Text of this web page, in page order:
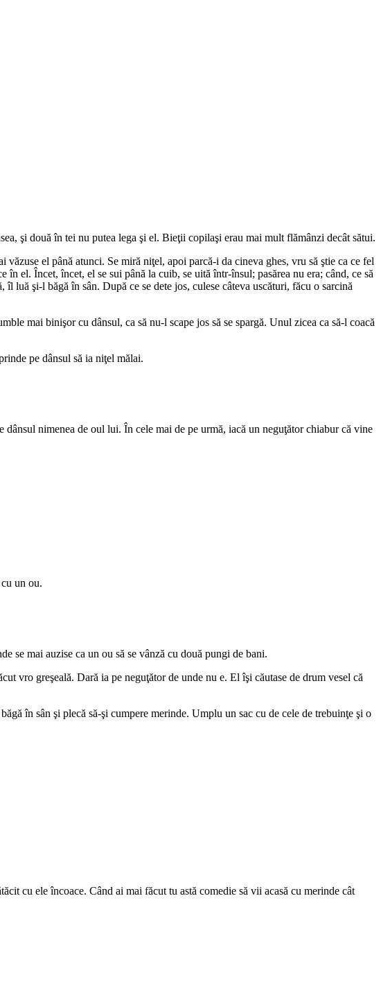
şi două în tei nu putea lega şi el. Bieţii copilaşi erau mai mult flămânzi decât sătui.
el până atunci. Se miră niţel, apoi parcă-i da cineva ghes, vru să ştie ca ce fel
în el. Încet, încet, el se sui până la cuib, se uită într-însul; pasărea nu era; când, ce să
luă şi-l băgă în sân. După ce se dete jos, culese câteva uscături, făcu o sarcină
mai binişor cu dânsul, ca să nu-l scape jos să se spargă. Unul zicea ca să-l coacă
pe dânsul să ia niţel mălai.
nimenea de oul lui. În cele mai de pe urmă, iacă un neguţător chiabur că vine
un ou.
se mai auzise ca un ou să se vânză cu două pungi de bani.
vro greşeală. Dară ia pe neguţător de unde nu e. El îşi căutase de drum vesel că
în sân şi plecă să-şi cumpere merinde. Umplu un sac cu de cele de trebuinţe şi o
cu ele încoace. Când ai mai făcut tu astă comedie să vii acasă cu merinde cât